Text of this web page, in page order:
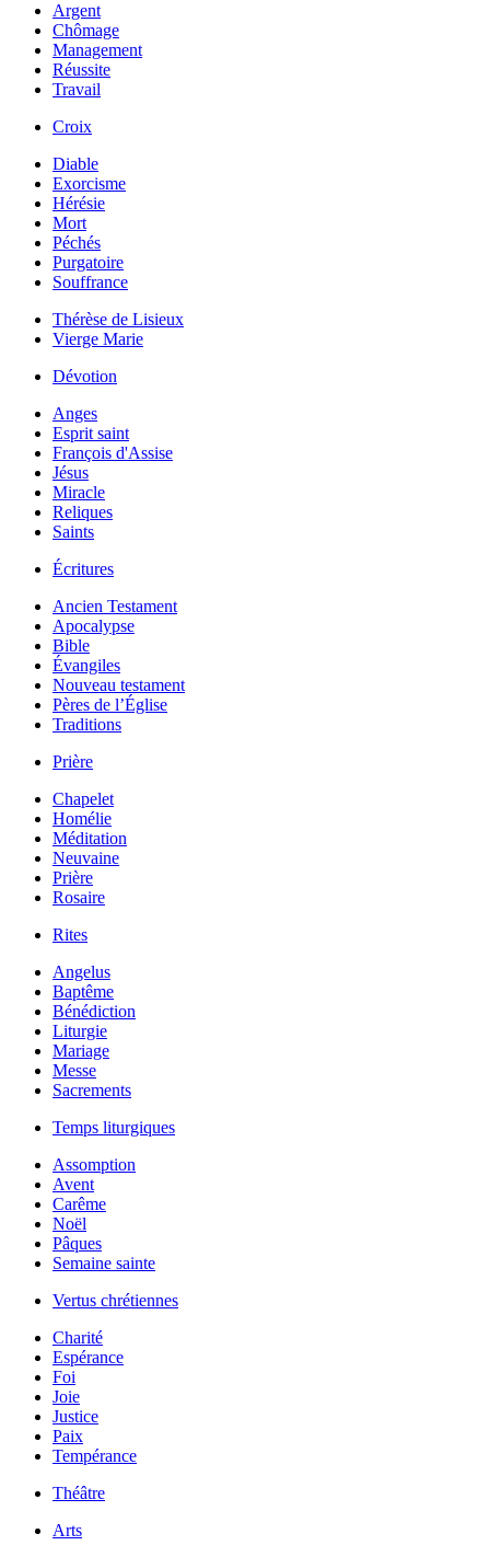
Argent
Chômage
Management
Réussite
Travail
Croix
Diable
Exorcisme
Hérésie
Mort
Péchés
Purgatoire
Souffrance
Thérèse de Lisieux
Vierge Marie
Dévotion
Anges
Esprit saint
François d'Assise
Jésus
Miracle
Reliques
Saints
Écritures
Ancien Testament
Apocalypse
Bible
Évangiles
Nouveau testament
Pères de l’Église
Traditions
Prière
Chapelet
Homélie
Méditation
Neuvaine
Prière
Rosaire
Rites
Angelus
Baptême
Bénédiction
Liturgie
Mariage
Messe
Sacrements
Temps liturgiques
Assomption
Avent
Carême
Noël
Pâques
Semaine sainte
Vertus chrétiennes
Charité
Espérance
Foi
Joie
Justice
Paix
Tempérance
Théâtre
Arts